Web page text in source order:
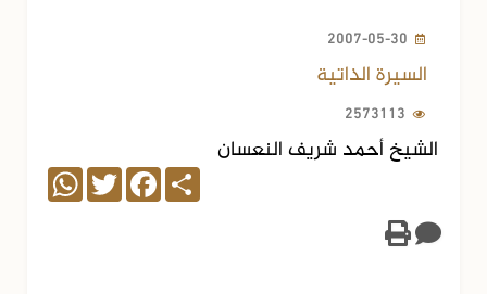
2007-05-30
السيرة الذاتية
2573113
الشيخ أحمد شريف النعسان
Share
Facebook
Twitter
WhatsApp